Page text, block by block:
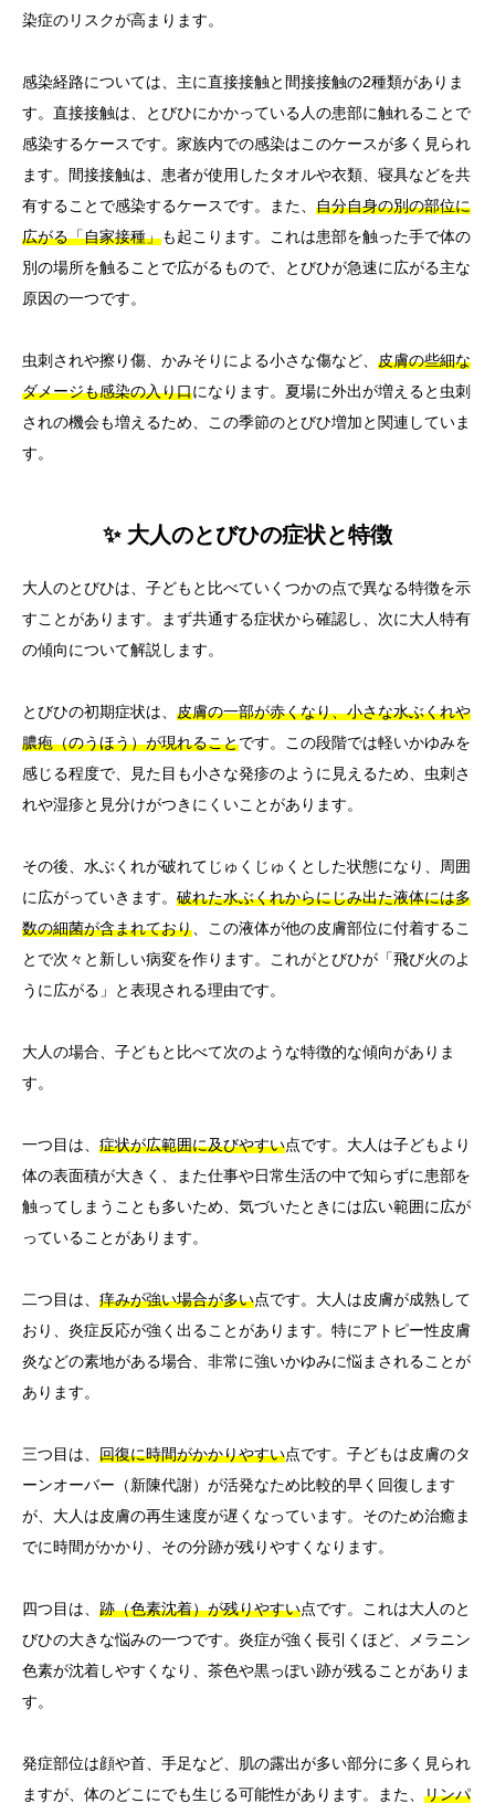
染症のリスクが高まります。
感染経路については、主に直接接触と間接接触の2種類がありま
す。直接接触は、とびひにかかっている人の患部に触れることで
感染するケースです。家族内での感染はこのケースが多く見られ
ます。間接接触は、患者が使用したタオルや衣類、寝具などを共
有することで感染するケースです。また、 自分自身の別の部位に
広がる「自家接種」も起こります。これは患部を触った手で体の
別の場所を触ることで広がるもので、とびひが急速に広がる主な
原因の一つです。
虫刺されや擦り傷、かみそりによる小さな傷など、 皮膚の些細な
ダメージも感染の入り口になります。夏場に外出が増えると虫刺
されの機会も増えるため、この季節のとびひ増加と関連していま
す。
✨ 大人のとびひの症状と特徴
大人のとびひは、子どもと比べていくつかの点で異なる特徴を示
すことがあります。まず共通する症状から確認し、次に大人特有
の傾向について解説します。
とびひの初期症状は、 皮膚の一部が赤くなり、小さな水ぶくれや
膿疱（のうほう）が現れることです。この段階では軽いかゆみを
感じる程度で、見た目も小さな発疹のように見えるため、虫刺さ
れや湿疹と見分けがつきにくいことがあります。
その後、水ぶくれが破れてじゅくじゅくとした状態になり、周囲
に広がっていきます。 破れた水ぶくれからにじみ出た液体には多
数の細菌が含まれており 、この液体が他の皮膚部位に付着するこ
とで次々と新しい病変を作ります。これがとびひが「飛び火のよ
うに広がる」と表現される理由です。
大人の場合、子どもと比べて次のような特徴的な傾向がありま
す。
一つ目は、 症状が広範囲に及びやすい点です。大人は子どもより
体の表面積が大きく、また仕事や日常生活の中で知らずに患部を
触ってしまうことも多いため、気づいたときには広い範囲に広が
っていることがあります。
二つ目は、 痒みが強い場合が多い点です。大人は皮膚が成熟して
おり、炎症反応が強く出ることがあります。特にアトピー性皮膚
炎などの素地がある場合、非常に強いかゆみに悩まされることが
あります。
三つ目は、 回復に時間がかかりやすい点です。子どもは皮膚のタ
ーンオーバー（新陳代謝）が活発なため比較的早く回復します
が、大人は皮膚の再生速度が遅くなっています。そのため治癒ま
でに時間がかかり、その分跡が残りやすくなります。
四つ目は、 跡（色素沈着）が残りやすい点です。これは大人のと
びひの大きな悩みの一つです。炎症が強く長引くほど、メラニン
色素が沈着しやすくなり、茶色や黒っぽい跡が残ることがありま
す。
発症部位は顔や首、手足など、肌の露出が多い部分に多く見られ
ますが、体のどこにでも生じる可能性があります。また、 リンパ